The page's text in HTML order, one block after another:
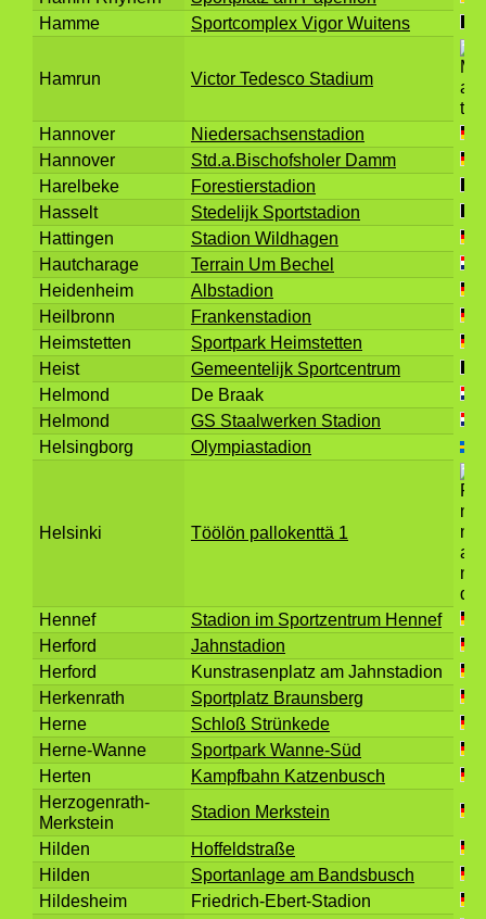
Hamme
Sportcomplex Vigor Wuitens
Hamrun Victor Tedesco Stadium
Hannover
Niedersachsenstadion
Hannover
Std.a.Bischofsholer Damm
Harelbeke
Forestierstadion
Hasselt
Stedelijk Sportstadion
Hattingen
Stadion Wildhagen
Hautcharage
Terrain Um Bechel
Heidenheim
Albstadion
Heilbronn
Frankenstadion
Heimstetten
Sportpark Heimstetten
Heist
Gemeentelijk Sportcentrum
Helmond
De Braak
Helmond
GS Staalwerken Stadion
Helsingborg
Olympiastadion
Helsinki Töölön pallokenttä 1
Hennef
Stadion im Sportzentrum Hennef
Herford
Jahnstadion
Herford
Kunstrasenplatz am Jahnstadion
Herkenrath
Sportplatz Braunsberg
Herne
Schloß Strünkede
Herne-Wanne
Sportpark Wanne-Süd
Herten
Kampfbahn Katzenbusch
Herzogenrath-
Merkstein
Stadion Merkstein
Hilden
Hoffeldstraße
Hilden
Sportanlage am Bandsbusch
Hildesheim
Friedrich-Ebert-Stadion